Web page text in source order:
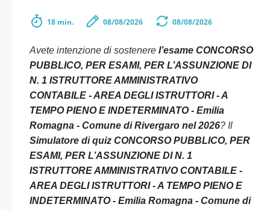
18 min. 08/08/2026 08/08/2026
Avete intenzione di sostenere l’esame CONCORSO
PUBBLICO, PER ESAMI, PER L’ASSUNZIONE DI
N. 1 ISTRUTTORE AMMINISTRATIVO
CONTABILE - AREA DEGLI ISTRUTTORI - A
TEMPO PIENO E INDETERMINATO - Emilia
Romagna - Comune di Rivergaro nel 2026? Il
Simulatore di quiz CONCORSO PUBBLICO, PER
ESAMI, PER L’ASSUNZIONE DI N. 1
ISTRUTTORE AMMINISTRATIVO CONTABILE -
AREA DEGLI ISTRUTTORI - A TEMPO PIENO E
INDETERMINATO - Emilia Romagna - Comune di